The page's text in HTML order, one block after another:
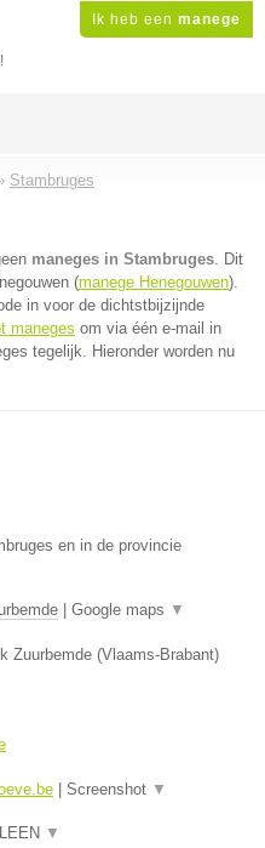
Ik heb een manege
Stambruges
maneges in Stambruges. Dit
(manege Henegouwen).
in voor de dichtstbijzijnde
maneges om via één e-mail in
tegelijk. Hieronder worden nu
en in de provincie
Google maps ▼
Zuurbemde (Vlaams-Brabant)
Screenshot ▼
▼